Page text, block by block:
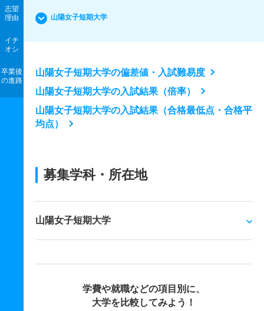
志望
理由
イチ
オシ
卒業後
の進路
山陽女子短期大学
山陽女子短期大学の偏差値・入試難易度
山陽女子短期大学の入試結果（倍率）
山陽女子短期大学の入試結果（合格最低点・合格平
均点）
募集学科・所在地
山陽女子短期大学
学費や就職などの項目別に、
大学を比較してみよう！